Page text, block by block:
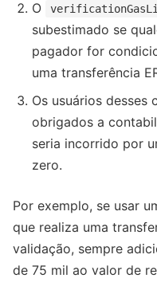
O
subestimado se
pagador for
uma transferência
Os usuários desses
obrigados a
seria incorrido por
zero.
Por exemplo, se usar
que realiza uma
validação, sempre
de 75 mil ao valor de